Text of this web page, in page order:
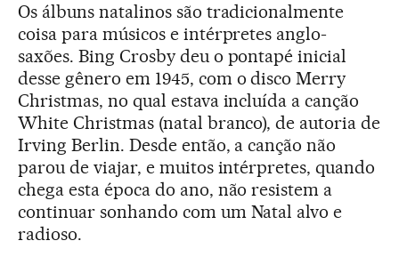
Os álbuns natalinos são tradicionalmente
coisa para músicos e intérpretes anglo-
saxões. Bing Crosby deu o pontapé inicial
desse gênero em 1945, com o disco Merry
Christmas, no qual estava incluída a canção
White Christmas (natal branco), de autoria de
Irving Berlin. Desde então, a canção não
parou de viajar, e muitos intérpretes, quando
chega esta época do ano, não resistem a
continuar sonhando com um Natal alvo e
radioso.